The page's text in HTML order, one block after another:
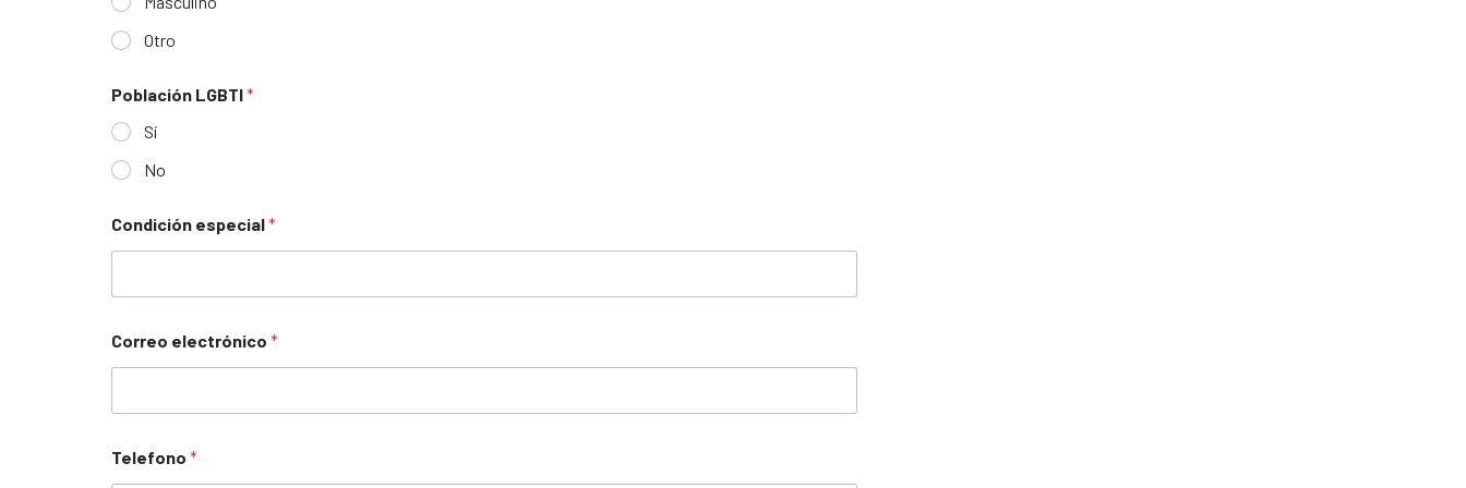
Otro
Población LGBTI*
Sí
No
Condición especial*
Correo electrónico *
Telefono *